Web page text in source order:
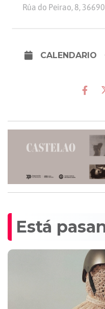
Rúa do Peirao, 8,
CALENDARIO
Está